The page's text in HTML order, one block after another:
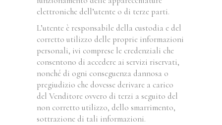
elettroniche dell’utente o di terze parti.
L’utente è responsabile della custodia e del
corretto utilizzo delle proprie informazioni
personali, ivi comprese le credenziali che
consentono di accedere ai servizi riservati,
nonché di ogni conseguenza dannosa o
pregiudizio che dovesse derivare a carico
del Venditore ovvero di terzi a seguito del
non corretto utilizzo, dello smarrimento,
sottrazione di tali informazioni.